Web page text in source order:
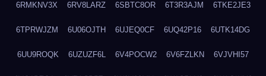
6RMKNV3X 6RV8LARZ 6SBTC8OR 6T3R3AJM 6TKE2JE3
6TPRWJZM 6U06OJTH 6UJEQ0CF 6UQ42P16 6UTK14DG
6UU9ROQK 6UZUZF6L 6V4POCW2 6V6FZLKN 6VJVHI57